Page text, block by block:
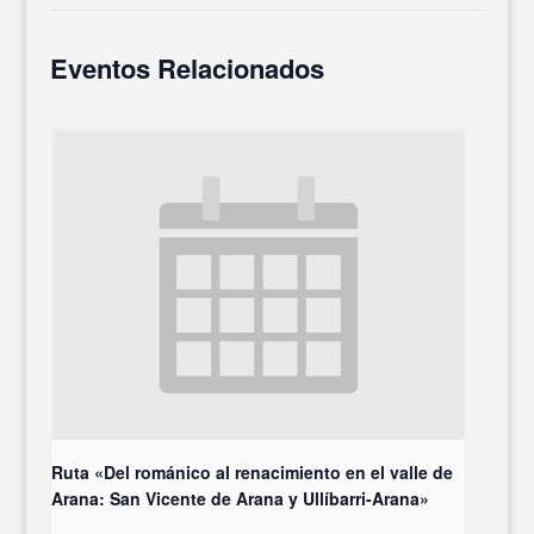
Eventos Relacionados
Ruta «Del románico al renacimiento en el valle de
Arana: San Vicente de Arana y Ullíbarri-Arana»